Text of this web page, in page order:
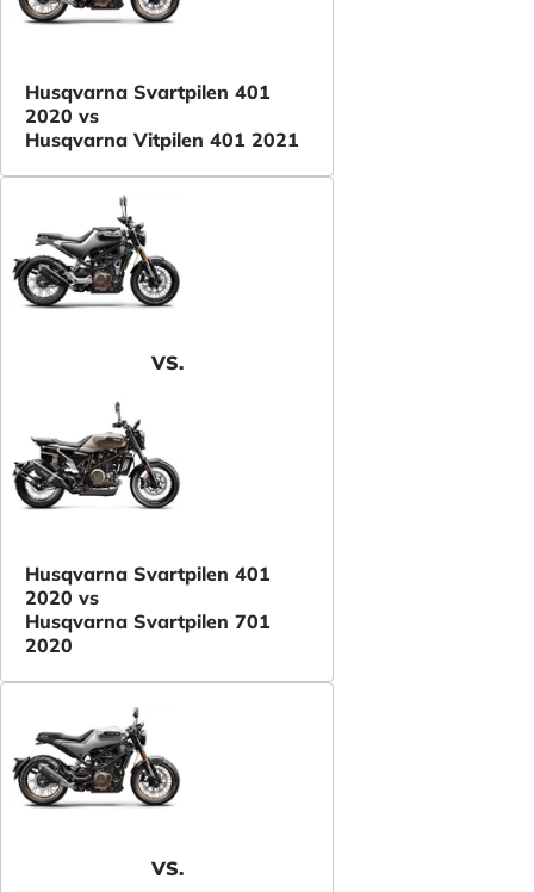
Husqvarna Svartpilen 401
2020 vs
Husqvarna Vitpilen 401 2021
VS.
Husqvarna Svartpilen 401
2020 vs
Husqvarna Svartpilen 701
2020
VS.